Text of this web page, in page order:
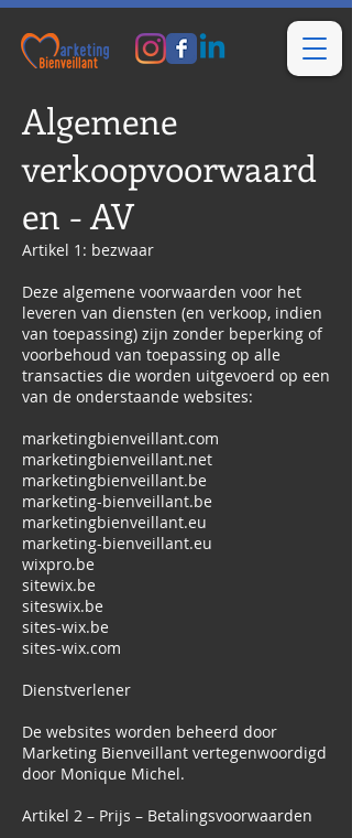
Algemene
verkoopvoorwaard
en - AV
Artikel 1: bezwaar
Deze algemene voorwaarden voor het
leveren van diensten (en verkoop, indien
van toepassing) zijn zonder beperking of
voorbehoud van toepassing op alle
transacties die worden uitgevoerd op een
van de onderstaande websites:
marketingbienveillant.com
marketingbienveillant.net
marketingbienveillant.be
marketing-bienveillant.be
marketingbienveillant.eu
marketing-bienveillant.eu
wixpro.be
sitewix.be
siteswix.be
sites-wix.be
sites-wix.com
Dienstverlener
De websites worden beheerd door
Marketing Bienveillant vertegenwoordigd
door Monique Michel.
Artikel 2 – Prijs – Betalingsvoorwaarden